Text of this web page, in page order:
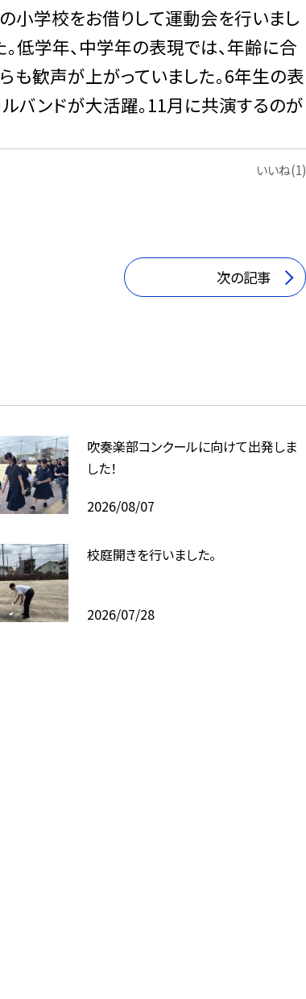
小学校をお借りして運動会を行いまし
低学年、中学年の表現では、年齢に合
も歓声が上がっていました。6年生の表
バンドが大活躍。11月に共演するのが
いいね(1)
次の記事
吹奏楽部コンクールに向けて出発しま
した！
2026/08/07
校庭開きを行いました。
2026/07/28